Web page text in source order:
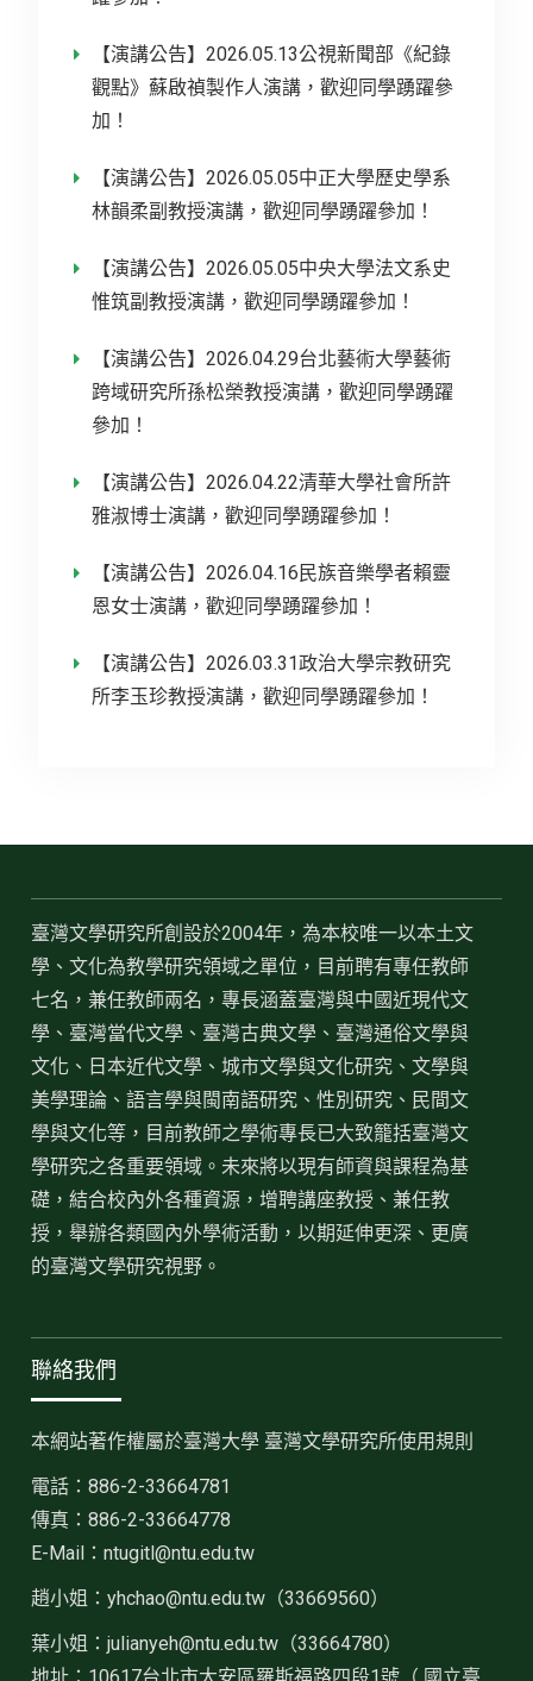
【演講公告】2026.05.13公視新聞部《紀錄
觀點》蘇啟禎製作人演講，歡迎同學踴躍參
加！
【演講公告】2026.05.05中正大學歷史學系
林韻柔副教授演講，歡迎同學踴躍參加！
【演講公告】2026.05.05中央大學法文系史
惟筑副教授演講，歡迎同學踴躍參加！
【演講公告】2026.04.29台北藝術大學藝術
跨域研究所孫松榮教授演講，歡迎同學踴躍
參加！
【演講公告】2026.04.22清華大學社會所許
雅淑博士演講，歡迎同學踴躍參加！
【演講公告】2026.04.16民族音樂學者賴靈
恩女士演講，歡迎同學踴躍參加！
【演講公告】2026.03.31政治大學宗教研究
所李玉珍教授演講，歡迎同學踴躍參加！
臺灣文學研究所創設於2004年，為本校唯一以本土文
學、文化為教學研究領域之單位，目前聘有專任教師
七名，兼任教師兩名，專長涵蓋臺灣與中國近現代文
學、臺灣當代文學、臺灣古典文學、臺灣通俗文學與
文化、日本近代文學、城市文學與文化研究、文學與
美學理論、語言學與閩南語研究、性別研究、民間文
學與文化等，目前教師之學術專長已大致籠括臺灣文
學研究之各重要領域。未來將以現有師資與課程為基
礎，結合校內外各種資源，增聘講座教授、兼任教
授，舉辦各類國內外學術活動，以期延伸更深、更廣
的臺灣文學研究視野。
聯絡我們
本網站著作權屬於臺灣大學 臺灣文學研究所使用規則
電話：886-2-33664781
傳真：886-2-33664778
E-Mail：ntugitl@ntu.edu.tw
趙小姐：yhchao@ntu.edu.tw（33669560）
葉小姐：julianyeh@ntu.edu.tw（33664780）